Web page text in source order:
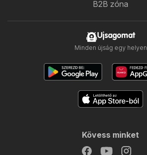
B2B zóna
Ujsagomat
Minden újság egy helyen
Kövess minket